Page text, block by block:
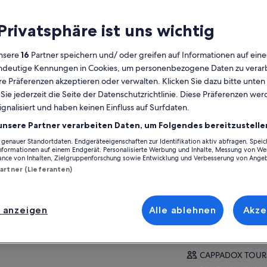
Aktivität
Kostenlose
Stornierung
möglich
2 Stunden
E-Voucher
Sofortige
Bestätigung
Kappadokien Jeep Safari ist nicht nur
weitere Offroad-Tour – es ist ein Abenteuer
Adrenalin durch die atemberaubendsten
zu Standardrouten bringen wir Sie
Auf
Cavusin
Cavusin, Turkiye
CAPPADOX
ist uns wichtig
16 Partner speichern und/ oder greifen auf Informationen auf
Kennungen in Cookies, um personenbezogene Daten zu
Präferenzen akzeptieren oder verwalten. Klicken Sie dazu bitte
jederzeit die Seite der Datenschutzrichtlinie. Diese Präferenzen
und haben keinen Einfluss auf Surfdaten.
Partner verarbeiten Daten, um Folgendes
Standortdaten. Endgeräteeigenschaften zur Identifikation aktiv abfragen.
auf einem Endgerät. Personalisierte Werbung und Inhalte, Messung von
von Inhalten, Zielgruppenforschung sowie Entwicklung und Verbesserung von
(Lieferanten)
Alle ablehnen